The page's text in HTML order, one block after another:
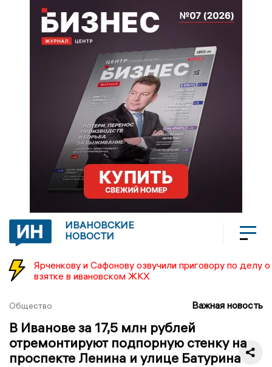
ИВАНОВСКИЕ
НОВОСТИ
Ярченкову и Сафонову озвучили приговору по делу о
взятке в ивановском ЖКХ
Общество Важная новость
В Иванове за 17,5 млн рублей
отремонтируют подпорную стенку на
проспекте Ленина и улице Батурина